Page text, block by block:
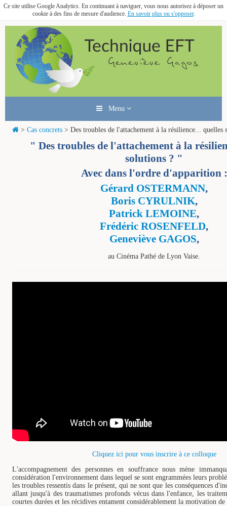
Ce site utilise Google Analytics. En continuant à naviguer, vous nous autorisez à déposer un
cookie à des fins de mesure d'audience. En savoir plus ou s'opposer.
Menu
> Cas concrets > Des troubles de l'attachement à la résilience... quelles
" Des troubles de l'attachement à la
solutions ? "
Avec dans l'ordre d'apparition :
Gérard OSTERMANN,
Boris CYRULNIK,
Patrick LEMOINE,
Frédéric ROSENFELD,
Geneviève GAGOS,
au Cinéma Pathé de Lyon Vaise.
Cliquez ici pour vous inscrire à ce colloque
L'accompagnement des personnes en souffrance nous mène
considération l'environnement dans lequel se sont engrammées leurs
les troubles ressentis dans le présent, qui ne sont que les conséquences
allant jusqu'à des traumatismes profonds vécus dans l'enfance, les
courtes durées et les récidives entament considérablement la motivation de